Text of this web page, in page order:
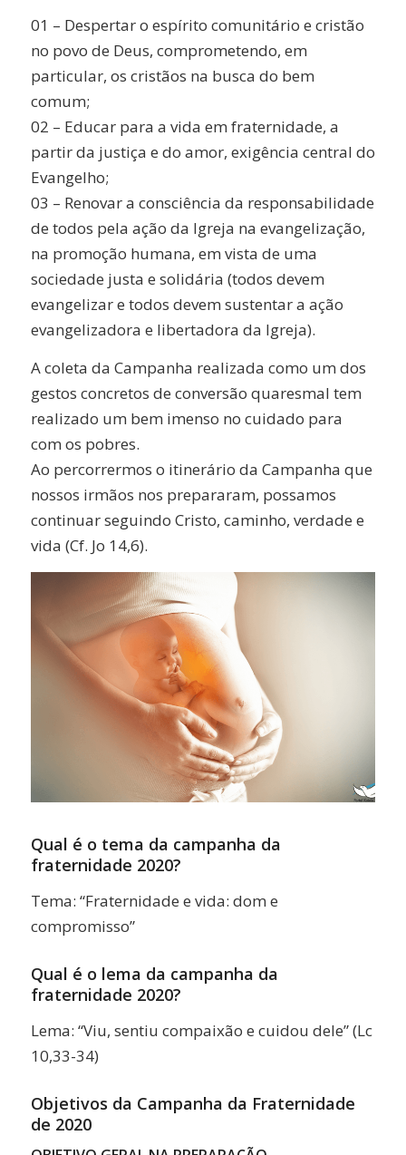
01 – Despertar o espírito comunitário e cristão
no povo de Deus, comprometendo, em
particular, os cristãos na busca do bem
comum;
02 – Educar para a vida em fraternidade, a
partir da justiça e do amor, exigência central do
Evangelho;
03 – Renovar a consciência da responsabilidade
de todos pela ação da Igreja na evangelização,
na promoção humana, em vista de uma
sociedade justa e solidária (todos devem
evangelizar e todos devem sustentar a ação
evangelizadora e libertadora da Igreja).
A coleta da Campanha realizada como um dos
gestos concretos de conversão quaresmal tem
realizado um bem imenso no cuidado para
com os pobres.
Ao percorrermos o itinerário da Campanha que
nossos irmãos nos prepararam, possamos
continuar seguindo Cristo, caminho, verdade e
vida (Cf. Jo 14,6).
Qual é o tema da campanha da
fraternidade 2020?
Tema: “Fraternidade e vida: dom e
compromisso”
Qual é o lema da campanha da
fraternidade 2020?
Lema: “Viu, sentiu compaixão e cuidou dele” (Lc
10,33-34)
Objetivos da Campanha da Fraternidade
de 2020